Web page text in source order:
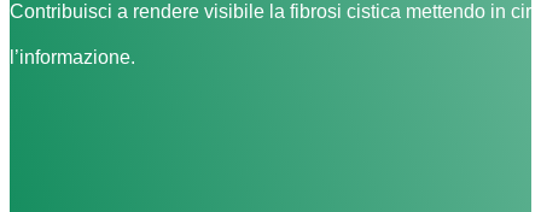
Contribuisci a rendere visibile la fibrosi cistica mettendo in
l’informazione.